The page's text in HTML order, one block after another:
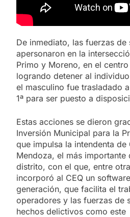
De inmediato, las fuerzas de
apersonaron en la
Primo y Moreno, en el
logrando detener al
el masculino fue trasladado
1ª para ser puesto a
Estas acciones se dieron
Inversión Municipal para la
que impulsa la intendenta de
Mendoza, el más importante
distrito, con el que, entre
incorporó al CEQ un
generación, que facilita el
operadores y las fuerzas de
hechos delictivos como este